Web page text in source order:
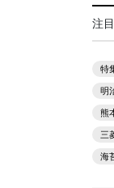
注
特
明
熊
三
海